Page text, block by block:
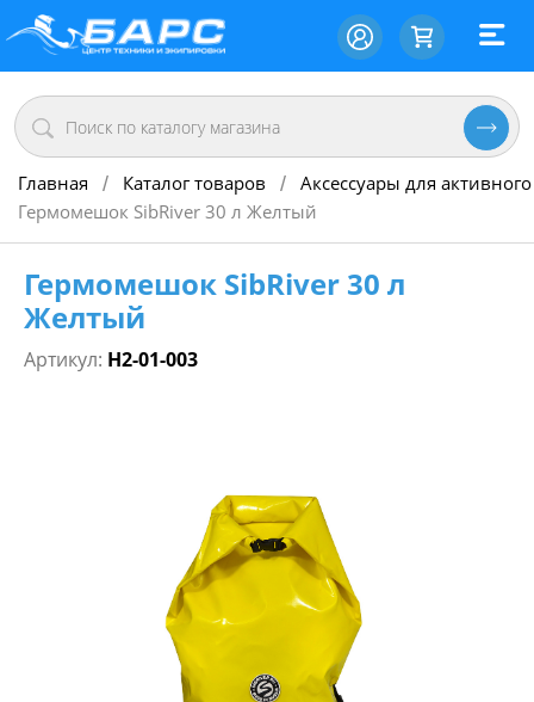
Главная / Каталог товаров / Аксессуары для
Гермомешок SibRiver 30 л Желтый
Гермомешок SibRiver 30 л
Желтый
Артикул: Н2-01-003